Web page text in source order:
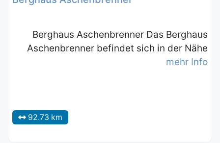
Berghaus Aschenbrenner Das Berghaus
Aschenbrenner befindet sich in der Nähe
mehr Info
92.73 km